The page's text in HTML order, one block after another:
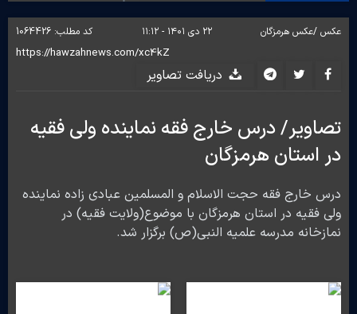
عکس /عکس هرمزگان ۲۲ دی ۱۴۰۱ - ۱۱:۱۲ کد مطلب: 1064426
دریافت تصاویر
تصاویر/ درس خارج فقه نماینده ولی فقیه
در استان هرمزگان
درس خارج فقه حجت الاسلام و المسلمین عبادی زاده نماینده
ولی فقیه در استان هرمزگان با موضوع(ولایت فقیه) در
نمازخانه مدرسه علمیه النبی(ص) برگزار شد.